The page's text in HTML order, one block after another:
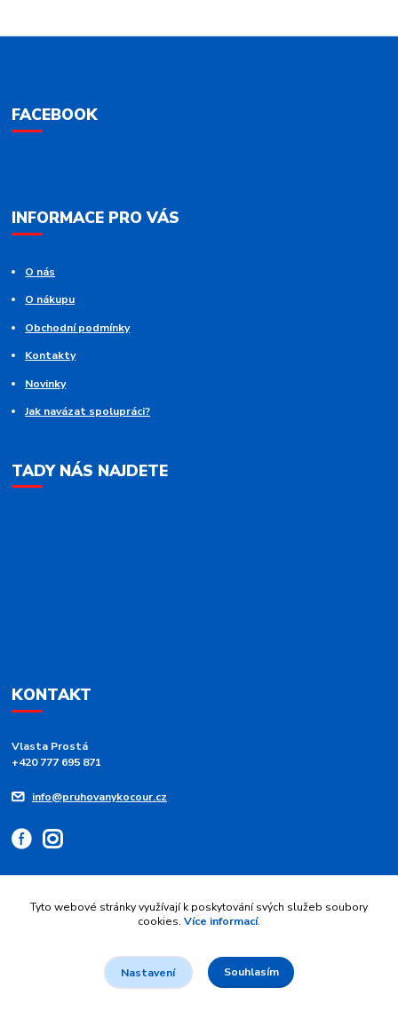
FACEBOOK
INFORMACE PRO VÁS
O nás
O nákupu
Obchodní podmínky
Kontakty
Novinky
Jak navázat spolupráci?
TADY NÁS NAJDETE
KONTAKT
Vlasta Prostá
+420 777 695 871
info@pruhovanykocour.cz
Upravit sběr cookies.
© 2026 Pruhovaný kocour - modré pruhy 💙 srdce z duhy | Vytvořil
Maier
Tyto webové stránky využívají k poskytování svých služeb soubory
cookies. Více informací.
Nastavení Souhlasím